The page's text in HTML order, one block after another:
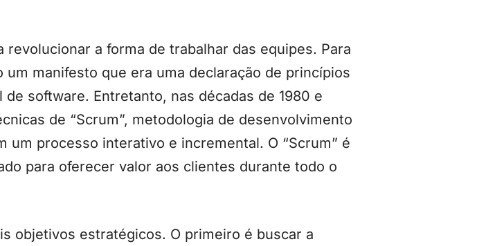
revolucionar a forma de trabalhar das equipes. Para
manifesto que era uma declaração de princípios
software. Entretanto, nas décadas de 1980 e
de “Scrum”, metodologia de desenvolvimento
um processo interativo e incremental. O “Scrum” é
para oferecer valor aos clientes durante todo o
objetivos estratégicos. O primeiro é buscar a